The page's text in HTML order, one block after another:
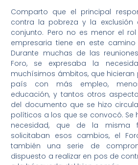
Comparto que el principal
contra la pobreza y la exclusión
conjunto. Pero no es menor el
empresaria tiene en este
Durante muchas de las
Foro, se expresaba la
muchísimos ámbitos, que hicieran
país con más empleo,
educación, y tantos otros
del documento que se hizo
políticos a los que se convocó. Se
necesidad, que de la misma
solicitaban esos cambios, el
también una serie de
dispuesto a realizar en pos de